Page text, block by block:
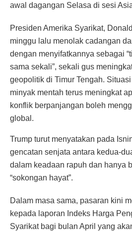
awal dagangan Selasa di sesi
Presiden Amerika Syarikat,
minggu lalu menolak cadangan
dengan menyifatkannya sebagai
sama sekali”, sekali gus
geopolitik di Timur Tengah.
minyak mentah terus meningkat
konflik berpanjangan boleh
global.
Trump turut menyatakan pada
gencatan senjata antara kedua-
dalam keadaan rapuh dan hanya
“sokongan hayat”.
Dalam masa sama, pasaran kini
kepada laporan Indeks Harga
Syarikat bagi bulan April yang